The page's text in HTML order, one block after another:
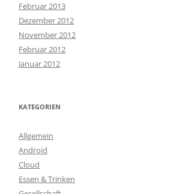
Februar 2013
Dezember 2012
November 2012
Februar 2012
Januar 2012
KATEGORIEN
Allgemein
Android
Cloud
Essen & Trinken